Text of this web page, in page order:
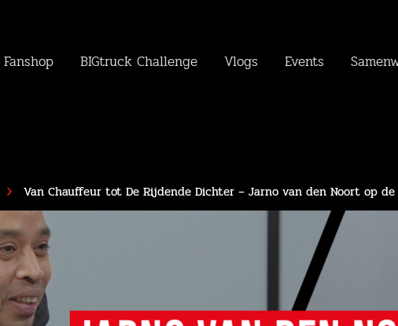
Fanshop BIGtruck Challenge Vlogs Events
Van Chauffeur tot De Rijdende Dichter – Jarno van den Noort op de